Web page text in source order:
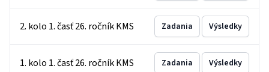
2. kolo 1. časť 26. ročník KMS Zadania Výsledky
1. kolo 1. časť 26. ročník KMS Zadania Výsledky